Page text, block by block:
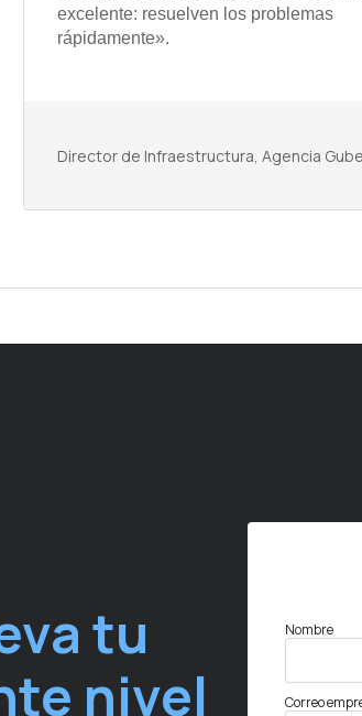
excelente: resuelven los problemas
rápidamente».
Director de Infraestructura, Agencia
tu
nivel
Nombre
Correo